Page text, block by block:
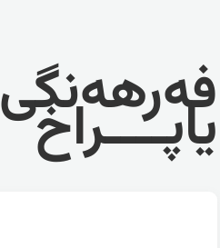
فەرهەنگی
یاپــــراخ